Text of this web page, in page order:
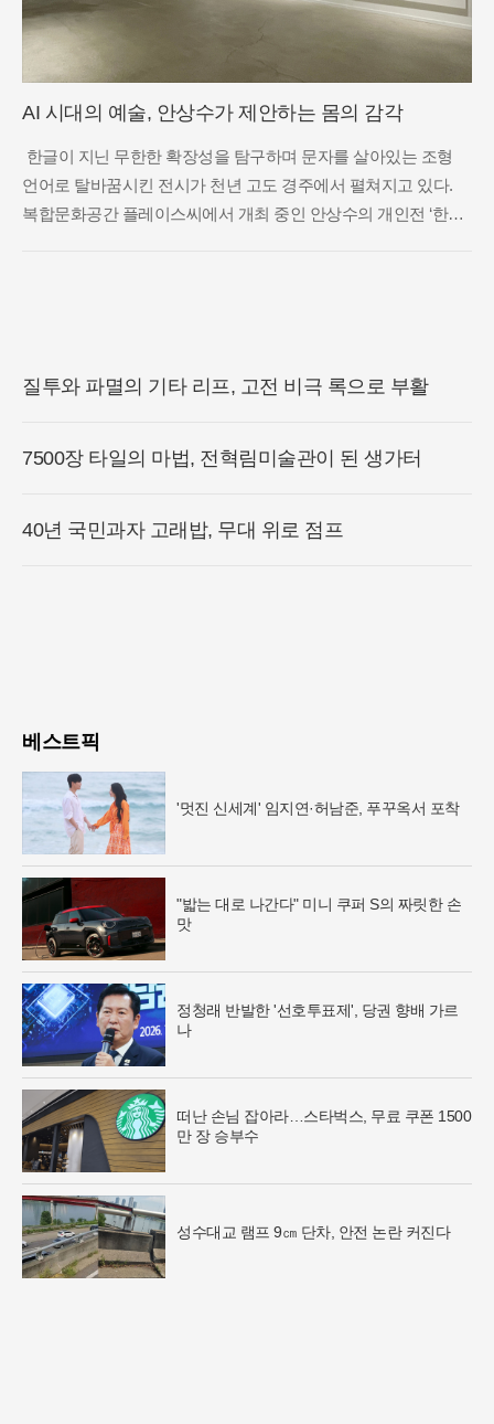
AI 시대의 예술, 안상수가 제안하는 몸의 감각
한글이 지닌 무한한 확장성을 탐구하며 문자를 살아있는 조형
언어로 탈바꿈시킨 전시가 천년 고도 경주에서 펼쳐지고 있다.
복합문화공간 플레이스씨에서 개최 중인 안상수의 개인전 ‘한글
질투와 파멸의 기타 리프, 고전 비극 록으로 부활
7500장 타일의 마법, 전혁림미술관이 된 생가터
40년 국민과자 고래밥, 무대 위로 점프
베스트픽
'멋진 신세계' 임지연·허남준, 푸꾸옥서 포착
"밟는 대로 나간다" 미니 쿠퍼 S의 짜릿한 손
맛
정청래 반발한 '선호투표제', 당권 향배 가르
나
떠난 손님 잡아라…스타벅스, 무료 쿠폰 1500
만 장 승부수
성수대교 램프 9㎝ 단차, 안전 논란 커진다